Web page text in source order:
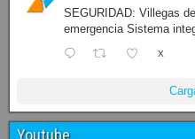
SEGURIDAD: Villegas
emergencia Sistema
X
Youtube